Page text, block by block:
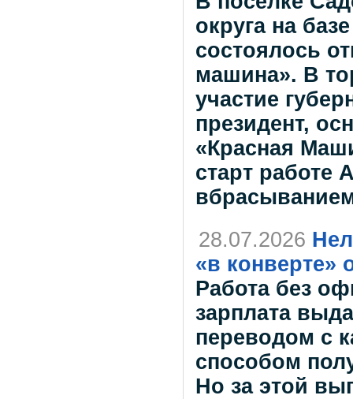
округа на
состоялось
машина». В
участие
президент,
«Красная
старт работе
28.07.2026
«в конверте»
Работа без
зарплата
переводом с
способом
Но за этой